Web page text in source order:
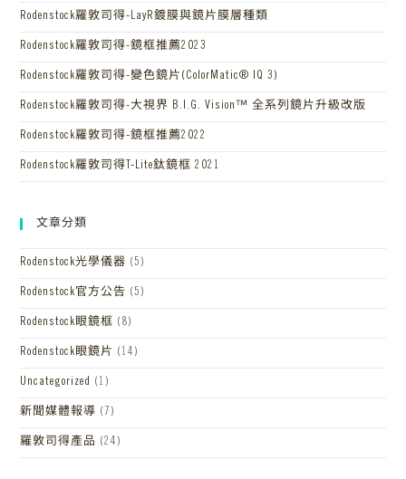
Rodenstock羅敦司得-LayR鍍膜與鏡片膜層種類
Rodenstock羅敦司得-鏡框推薦2023
Rodenstock羅敦司得-變色鏡片(ColorMatic® IQ 3)
Rodenstock羅敦司得-大視界 B.I.G. Vision™ 全系列鏡片升級改版
Rodenstock羅敦司得-鏡框推薦2022
Rodenstock羅敦司得T-Lite鈦鏡框 2021
文章分類
Rodenstock光學儀器 (5)
Rodenstock官方公告 (5)
Rodenstock眼鏡框 (8)
Rodenstock眼鏡片 (14)
Uncategorized (1)
新聞媒體報導 (7)
羅敦司得產品 (24)